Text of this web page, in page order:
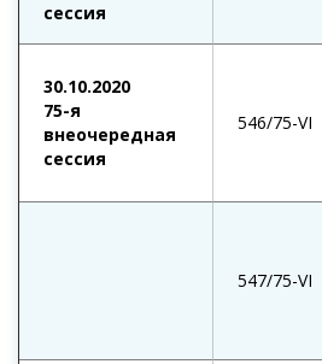
сессия
30.10.2020
75-я
внеочередная
сессия
546/75-VІ
547/75-